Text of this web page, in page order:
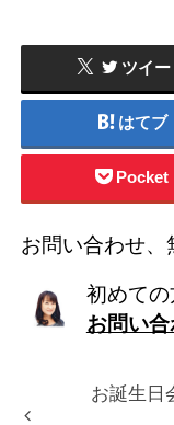
ツイー
はてブ
Pocket
お問い合わせ、
初めての
お問い
お誕生日